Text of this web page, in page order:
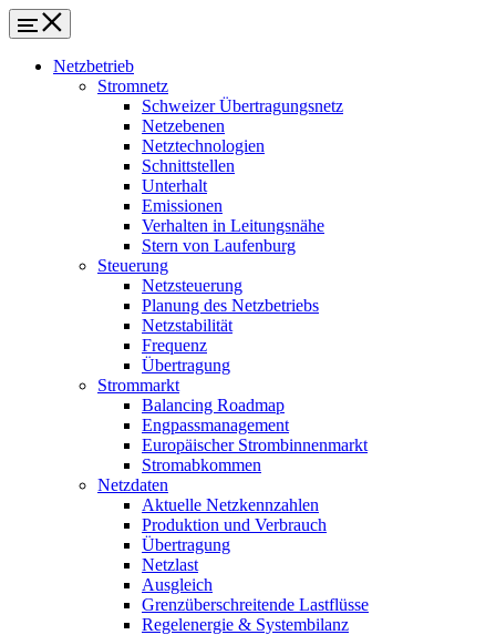
Netzbetrieb
Stromnetz
Schweizer Übertragungsnetz
Netzebenen
Netztechnologien
Schnittstellen
Unterhalt
Emissionen
Verhalten in Leitungsnähe
Stern von Laufenburg
Steuerung
Netzsteuerung
Planung des Netzbetriebs
Netzstabilität
Frequenz
Übertragung
Strommarkt
Balancing Roadmap
Engpassmanagement
Europäischer Strombinnenmarkt
Stromabkommen
Netzdaten
Aktuelle Netzkennzahlen
Produktion und Verbrauch
Übertragung
Netzlast
Ausgleich
Grenzüberschreitende Lastflüsse
Regelenergie & Systembilanz